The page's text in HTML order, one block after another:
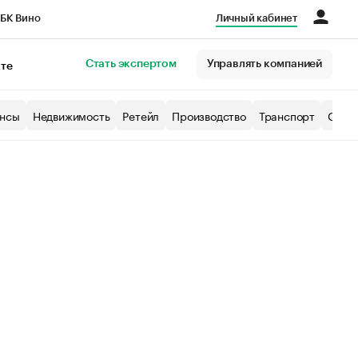
Вино Личный кабинет
Стать экспертом Управлять компанией
Недвижимость Ретейл Производство Транспорт